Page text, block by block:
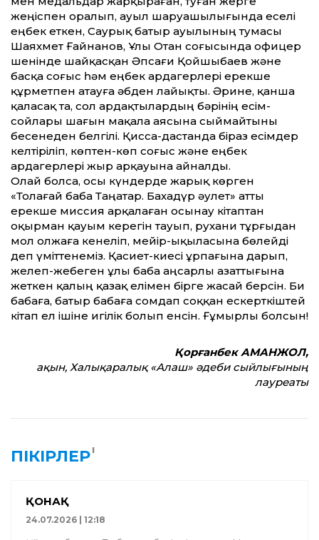
жеңіспен оралып, ауыл шаруашылығында еселі
еңбек еткен, Саурық батыр ауылының тумасы
Шаяхмет Ғайнанов, Ұлы Отан соғысында офицер
шенінде шайқасқан Әпсағи Қойшыбаев және
басқа соғыс һәм еңбек ардагерлері ерекше
құрметпен атауға әбден лайықты. Әрине, қанша
қаласақ та, сол ардақтылардың бәрінің есім-
сойлары шағын мақала аясына сыймайтыны
бесенеден белгілі. Қисса-дастанда біраз есімдер
келтіріліп, көптен-көп соғыс және еңбек
ардагерлері жыр арқауына айналды.
Олай болса, осы күндерде жарық көрген
«Толағай баба Таңатар. Бахадүр әулет» атты
ерекше миссия арқалаған осынау кітаптан
оқырман қауым керегін тауып, рухани тұрғыдан
мол олжаға кенеліп, мейір-ықыласына бөлейді
деп үміттенеміз. Қасиет-киесі ұрпағына дарып,
желеп-жебеген ұлы баба аңсарлы азаттығына
жеткен қалың қазақ елімен бірге жасай берсін. Би
бабаға, батыр бабаға сомдап соққан ескерткіштей
кітап ел ішіне игілік болып енсін. Ғұмырлы болсын!
Қорғанбек АМАНЖОЛ,
ақын, Халықаралық «Алаш» әдеби сыйлығының
лауреаты
ПІКІРЛЕР1
ҚОНАҚ
24.07.2026 | 12:18